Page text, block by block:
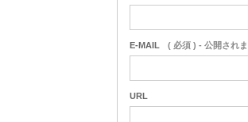
E-MAIL ( 必須 ) - 公開され
URL